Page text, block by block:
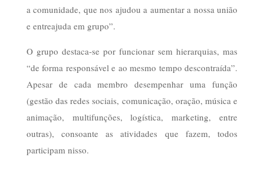
a comunidade, que nos ajudou a aumentar a nossa união
e entreajuda em grupo”.
O grupo destaca-se por funcionar sem hierarquias, mas
“de forma responsável e ao mesmo tempo descontraída”.
Apesar de cada membro desempenhar uma função
(gestão das redes sociais, comunicação, oração, música e
animação, multifunções, logística, marketing, entre
outras), consoante as atividades que fazem, todos
participam nisso.